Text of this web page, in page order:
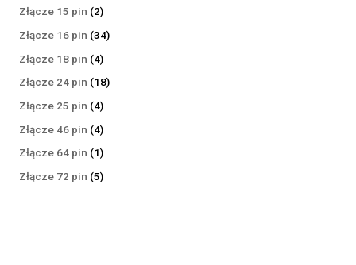
produktów
Złącze 15 pin 22
produkty
Złącze 16 pin 3434
Złącze 18 pin 44
produkty
Złącze 24 pin 1818
Złącze 25 pin 44
produkty
Złącze 46 pin 44
produkty
Złącze 64 pin 11
produkt
Złącze 72 pin 55